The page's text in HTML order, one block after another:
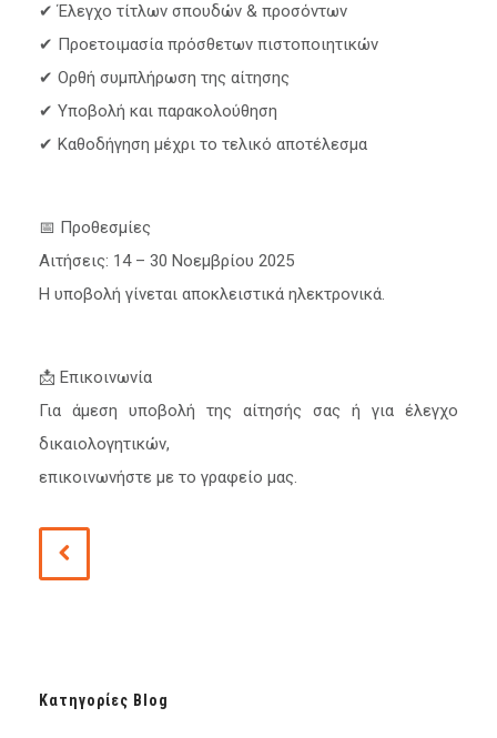
✔ Έλεγχο τίτλων σπουδών & προσόντων
✔ Προετοιμασία πρόσθετων πιστοποιητικών
✔ Ορθή συμπλήρωση της αίτησης
✔ Υποβολή και παρακολούθηση
✔ Καθοδήγηση μέχρι το τελικό αποτέλεσμα
📅 Προθεσμίες
Αιτήσεις: 14 – 30 Νοεμβρίου 2025
Η υποβολή γίνεται αποκλειστικά ηλεκτρονικά.
📩 Επικοινωνία
Για άμεση υποβολή της αίτησής σας ή για έλεγχο
δικαιολογητικών,
επικοινωνήστε με το γραφείο μας.
Κατηγορίες Blog